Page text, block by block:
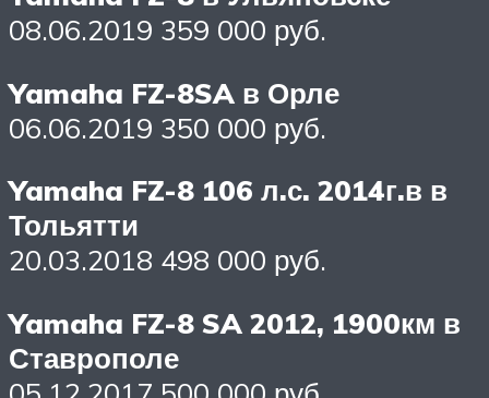
08.06.2019 359 000 руб.
Yamaha FZ-8SA в Орле
06.06.2019 350 000 руб.
Yamaha FZ-8 106 л.с. 2014г.в в
Тольятти
20.03.2018 498 000 руб.
Yamaha FZ-8 SA 2012, 1900км в
Ставрополе